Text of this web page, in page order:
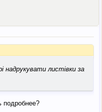
надрукувати листівки за